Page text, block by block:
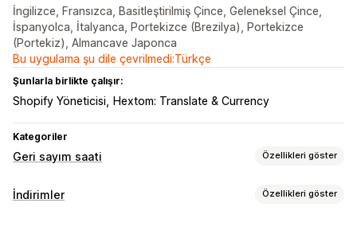
İngilizce, Fransızca, Basitleştirilmiş Çince, Geleneksel Çince,
İspanyolca, İtalyanca, Portekizce (Brezilya), Portekizce
(Portekiz), Almancave Japonca
Bu uygulama şu dile çevrilmedi:Türkçe
Şunlarla birlikte çalışır:
Shopify Yöneticisi Hextom: Translate & Currency
Kategoriler
Geri sayım saati Özellikleri göster
Görüntüleme seçenekleri
İndirimler Özellikleri göster